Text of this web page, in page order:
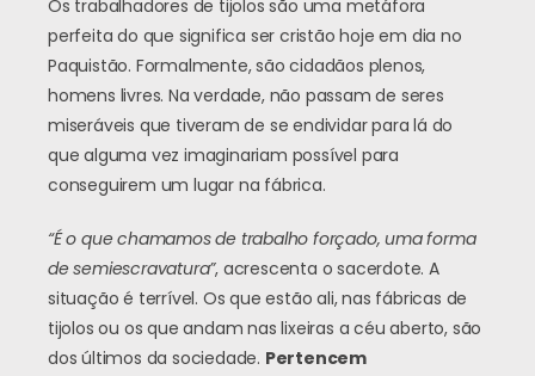
Os trabalhadores de tijolos são uma metáfora
perfeita do que significa ser cristão hoje em dia no
Paquistão. Formalmente, são cidadãos plenos,
homens livres. Na verdade, não passam de seres
miseráveis que tiveram de se endividar para lá do
que alguma vez imaginariam possível para
conseguirem um lugar na fábrica.
“É o que chamamos de trabalho forçado, uma forma
de semiescravatura”, acrescenta o sacerdote. A
situação é terrível. Os que estão ali, nas fábricas de
tijolos ou os que andam nas lixeiras a céu aberto, são
dos últimos da sociedade. Pertencem